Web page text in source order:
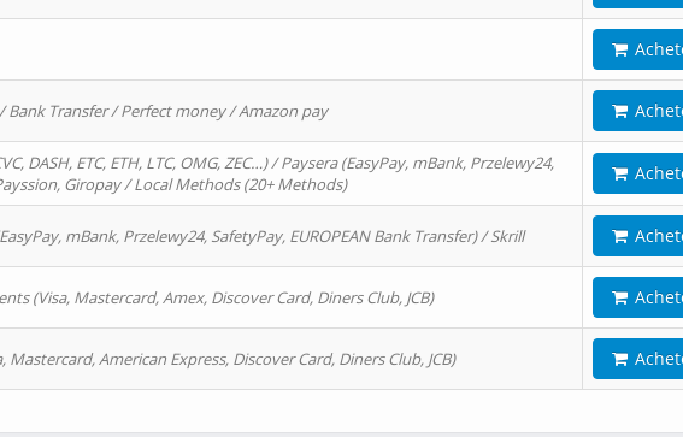
Transfer / Perfect money / Amazon pay
DASH, ETC, ETH, LTC, OMG, ZEC…) / Paysera (EasyPay, mBank, Przelewy24,
Giropay / Local Methods (20+ Methods)
mBank, Przelewy24, SafetyPay, EUROPEAN Bank Transfer) / Skrill
(Visa, Mastercard, Amex, Discover Card, Diners Club, JCB)
American Express, Discover Card, Diners Club, JCB)